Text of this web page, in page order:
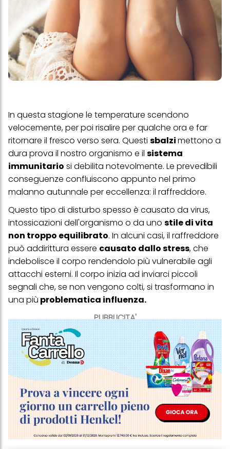
PUBBLICITA'
In questa stagione le temperature scendono
velocemente, per poi risalire per qualche ora e far
ritornare il fresco verso sera. Questi sbalzimettono a
dura prova il nostro organismo e il sistema
immunitario si debilita notevolmente. Le prevedibili
conseguenze confluiscono appunto nel primo
malanno autunnale per eccellenza: il raffreddore.
Questo tipo di disturbo spesso è causato da virus,
intossicazioni dell'organismo o da uno stile di vita
non troppo equilibrato. In alcuni casi, il raffreddore
può addirittura essere causato dallo stress, che
indebolisce il corpo rendendolo più vulnerabile agli
attacchi esterni. Il corpo inizia ad inviarci piccoli
segnali che, se non vengono colti, si trasformano in
una più problematica influenza.